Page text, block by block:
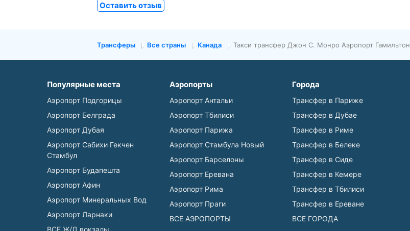
Оставить отзыв
Трансферы Все страны Канада Такси трансфер Джон С. Монро Аэропорт Гамильтон
Популярные места
Аэропорт Подгорицы
Аэропорт Белграда
Аэропорт Дубая
Аэропорт Сабихи Гекчен
Стамбул
Аэропорт Будапешта
Аэропорт Афин
Аэропорт Минеральных Вод
Аэропорт Ларнаки
Аэропорты
Аэропорт Антальи
Аэропорт Тбилиси
Аэропорт Парижа
Аэропорт Стамбула Новый
Аэропорт Барселоны
Аэропорт Еревана
Аэропорт Рима
Аэропорт Праги
ВСЕ АЭРОПОРТЫ
Города
Трансфер в Париже
Трансфер в Дубае
Трансфер в Риме
Трансфер в Белеке
Трансфер в Сиде
Трансфер в Кемере
Трансфер в Тбилиси
Трансфер в Ереване
ВСЕ ГОРОДА